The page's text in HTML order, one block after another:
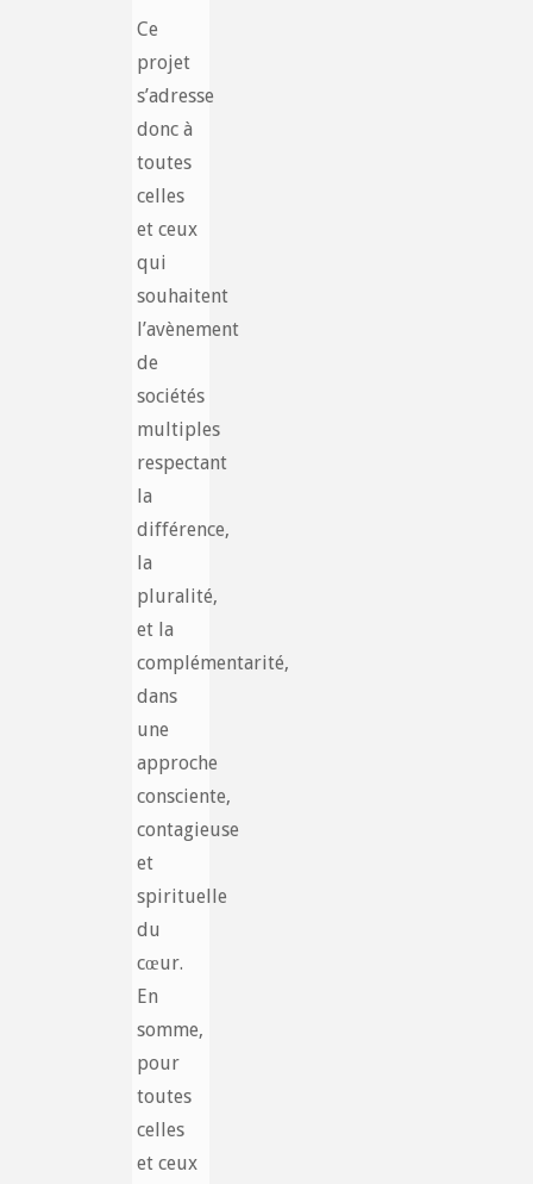
Ce
projet
s’adresse
donc à
toutes
celles
et ceux
qui
souhaitent
l’avènement
de
sociétés
multiples
respectant
la
différence,
la
pluralité,
et la
complémentarité,
dans
une
approche
consciente,
contagieuse
et
spirituelle
du
cœur.
En
somme,
pour
toutes
celles
et ceux